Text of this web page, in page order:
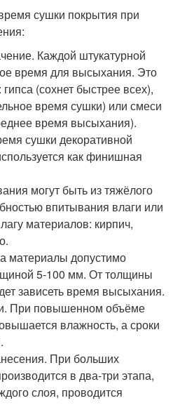
сушки покрытия при
Каждой штукатурной
время для высыхания. Это
(сохнет быстрее всех),
время сушки) или смеси
время высыхания).
сушки декоративной
как финишная
могут быть из тяжёлого
впитывания влаги или
материалов: кирпич,
материалы допустимо
5-100 мм. От толщины
зависеть время высыхания.
При повышенном объёме
влажность, а сроки
При больших
в два-три этапа,
слоя, проводится